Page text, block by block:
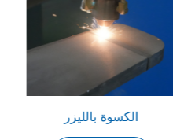
الكسوة بالليزر